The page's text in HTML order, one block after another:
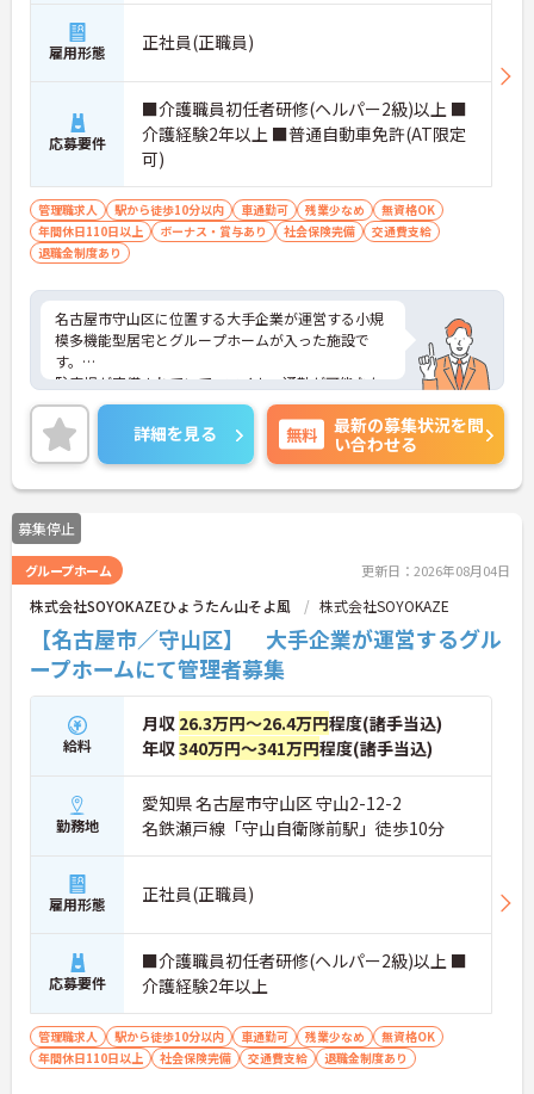
雇用形態 正社員(正職員)
応募要件
■介護職員初任者研修(ヘルパー2級)以上 ■
介護経験2年以上 ■普通自動車免許(AT限定
可)
管理職求人 駅から徒歩10分以内 車通勤可 残業少なめ
無資格OK
年間休日110日以上
ボーナス・賞与あり 社会保険完備
交通費支給
退職金制度あり
名古屋市守山区に位置する大手企業が運営する小規
模多機能型居宅とグループホームが入った施設で
す。
駐車場が完備されていて、マイカー通勤が可能なた
め、通勤に便利です。
残業時間はほとんど発生しません。プライベートと
メリハリをつけて勤務できます。
ご興味をお持ちの方には、詳細の情報や面接のポイ
ントをお伝えしますのでお気軽にお問い合わせくだ
さい。
詳細を見る 無料
最新の募集状況を問
い合わせる
募集停止
グループホーム 更新日：2026年08月04日
株式会社SOYOKAZEひょうたん山そよ風 株式会社SOYOKAZE
【名古屋市／守山区】 大手企業が運営するグル
ープホームにて管理者募集
給料
月収 26.3万円～26.4万円程度(諸手当込)
年収340万円～341万円程度(諸手当込)
勤務地
愛知県 名古屋市守山区 守山2-12-2
名鉄瀬戸線「守山自衛隊前駅」徒歩10分
雇用形態 正社員(正職員)
応募要件
■介護職員初任者研修(ヘルパー2級)以上 ■
介護経験2年以上
管理職求人 駅から徒歩10分以内 車通勤可 残業少なめ
無資格OK
年間休日110日以上
社会保険完備 交通費支給 退職金制度あり